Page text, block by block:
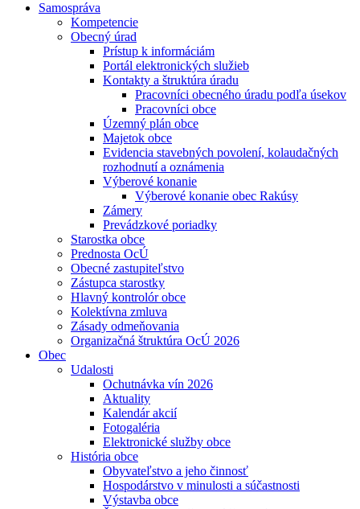
Samospráva
Kompetencie
Obecný úrad
Prístup k informáciám
Portál elektronických služieb
Kontakty a štruktúra úradu
Pracovníci obecného úradu podľa úsekov
Pracovníci obce
Územný plán obce
Majetok obce
Evidencia stavebných povolení, kolaudačných
rozhodnutí a oznámenia
Výberové konanie
Výberové konanie obec Rakúsy
Zámery
Prevádzkové poriadky
Starostka obce
Prednosta OcÚ
Obecné zastupiteľstvo
Zástupca starostky
Hlavný kontrolór obce
Kolektívna zmluva
Zásady odmeňovania
Organizačná štruktúra OcÚ 2026
Obec
Udalosti
Ochutnávka vín 2026
Aktuality
Kalendár akcií
Fotogaléria
Elektronické služby obce
História obce
Obyvateľstvo a jeho činnosť
Hospodárstvo v minulosti a súčastnosti
Výstavba obce